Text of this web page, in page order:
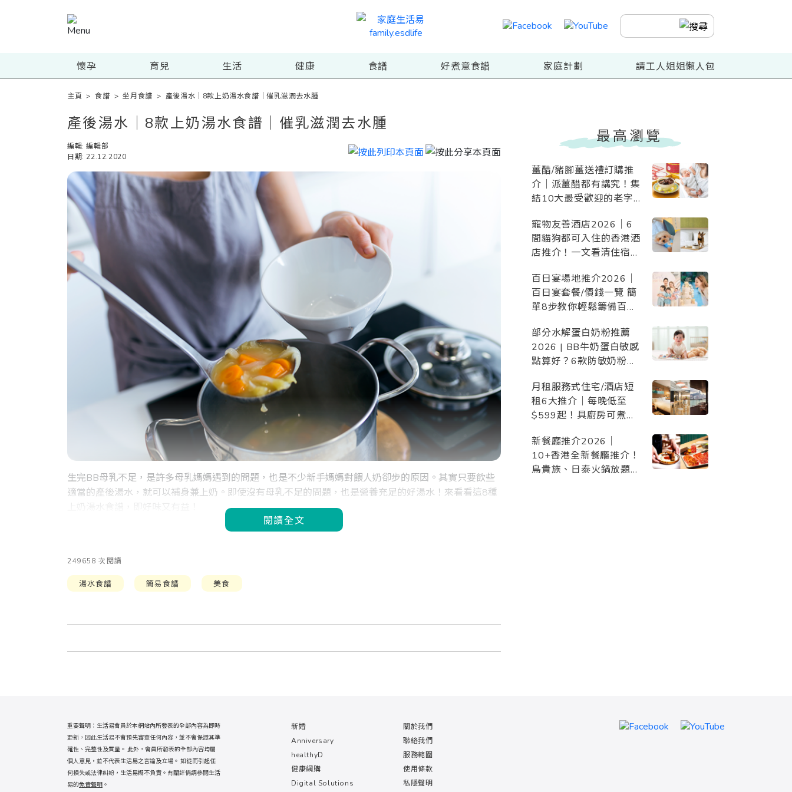
懷孕 育兒 生活 健康 食譜 好煮意食譜 家庭計劃 請工人姐姐懶人包
主頁 >食譜 >坐月食譜 > 產後湯水｜8款上奶湯水食譜｜催乳滋潤去水腫
產後湯水｜8款上奶湯水食譜｜催乳滋潤去水腫
編輯: 編輯部
日期: 22.12.2020
生完BB母乳不足，是許多母乳媽媽遇到的問題，也是不少新手媽媽對餵人奶卻步的原因。其實只要飲些
適當的產後湯水，就可以補身兼上奶。即使沒有母乳不足的問題，也是營養充足的好湯水！來看看這8種
閱讀全文
249658 次閱讀
湯水食譜 簡易食譜 美食
最高瀏覽
薑醋/豬腳薑送禮訂購推
介｜派薑醋都有講究！集
結10大最受歡迎的老字
薑醋
寵物友善酒店2026｜6
間貓狗都可入住的香港酒
店推介！一文看清住宿優
心Staycation/慶生/度假
百日宴場地推介2026｜
百日宴套餐/價錢一覽 簡
單8步教你輕鬆籌備百日
Checklist 準備清單
部分水解蛋白奶粉推薦
2026 | BB牛奶蛋白敏感
點算好？6款防敏奶粉比
月租服務式住宅/酒店短
租6大推介｜每晚低至
$599起！具廚房可煮
揚、配套齊備
新餐廳推介2026｜
10+香港全新餐廳推介！
鳥貴族、日泰火鍋放題、
新婚
Anniversary
healthyD
健康網購
Digital Solutions
關於我們
聯絡我們
服務範圍
使用條款
私隱聲明
重要聲明：生活易會員於本網站內所發表的全部內容為即時
更新，因此生活易不會預先審查任何內容，並不會保證其準
確性、完整性及質量。 此外，會員所發表的全部內容均屬
個人意見，並不代表生活易之言論及立場。 如從而引起任
何損失或法律糾紛，生活易概不負責。有關詳情請參閱生活
易的免責聲明 。